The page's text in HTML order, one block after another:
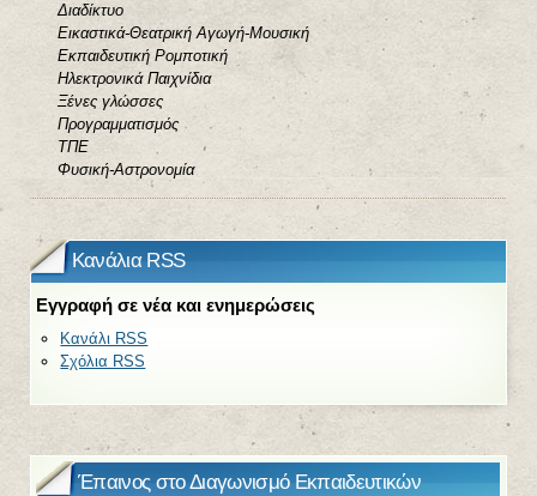
Διαδίκτυο
Εικαστικά-Θεατρική Αγωγή-Μουσική
Εκπαιδευτική Ρομποτική
Ηλεκτρονικά Παιχνίδια
Ξένες γλώσσες
Προγραμματισμός
ΤΠΕ
Φυσική-Αστρονομία
Κανάλια RSS
Εγγραφή σε νέα και ενημερώσεις
Κανάλι RSS
Σχόλια RSS
Έπαινος στο Διαγωνισμό Εκπαιδευτικών